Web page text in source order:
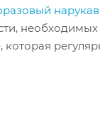
, которая